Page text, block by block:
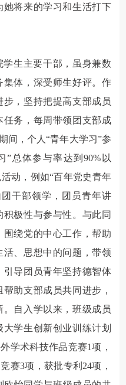
将来的学习和生活打下
生主要干部，虽身兼数
体，深受师生好评。作
，坚持把提高支部成员
务，每周带领团支部成
间，个人“青年大学习”参
”总体参与率达到90%以
动，例如“百年党史青年
干部领学，团员青年讲
极性与参与性。与此同
绕党的中心工作，帮助
、思想中的问题，带领
导团员青年坚持德智体
助支部成员共同进步，
自入学以来，班级成员
学生创新创业训练计划
学术科技作品竞赛1项，
赛3项，获批专利24项，